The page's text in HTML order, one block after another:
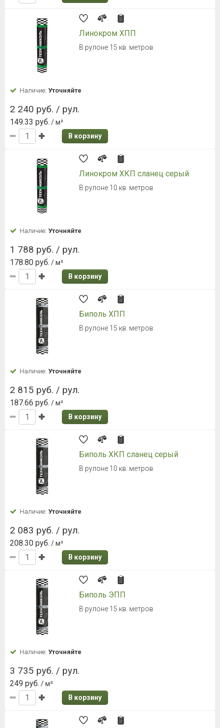
Линокром ХПП
В рулоне 15 кв. метров
Наличие: Уточняйте
2 240 руб. / рул.
149.33 руб. / м²
В корзину
Линокром ХКП сланец серый
В рулоне 10 кв. метров
Наличие: Уточняйте
1 788 руб. / рул.
178.80 руб. / м²
В корзину
Биполь ХПП
В рулоне 15 кв. метров
Наличие: Уточняйте
2 815 руб. / рул.
187.66 руб. / м²
В корзину
Биполь ХКП сланец серый
В рулоне 10 кв. метров
Наличие: Уточняйте
2 083 руб. / рул.
208.30 руб. / м²
В корзину
Биполь ЭПП
В рулоне 15 кв. метров
Наличие: Уточняйте
3 735 руб. / рул.
249 руб. / м²
В корзину